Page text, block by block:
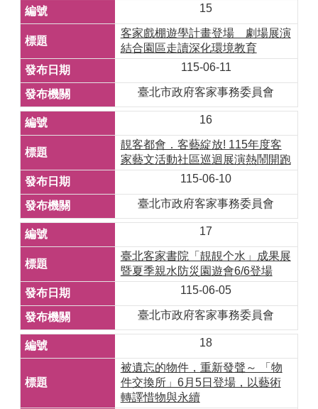
15
客家戲棚遊學計畫登場 劇場展演
結合園區走讀深化環境教育
115-06-11
臺北市政府客家事務委員會
16
靚客都會．客藝綻放! 115年度客
家藝文活動社區巡迴展演熱鬧開跑
115-06-10
臺北市政府客家事務委員會
17
臺北客家書院「靚靚个水」成果展
暨夏季親水防災園遊會6/6登場
115-06-05
臺北市政府客家事務委員會
18
被遺忘的物件，重新發聲～ 「物
件交換所」6月5日登場，以藝術
轉譯惜物與永續